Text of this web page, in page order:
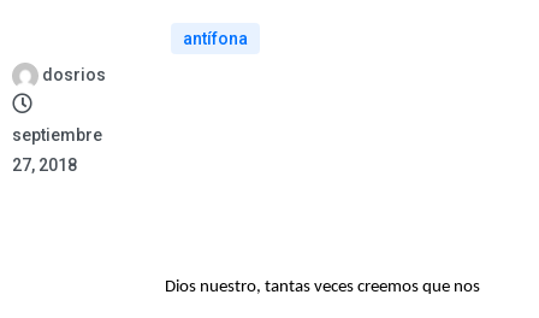
dosrios
septiembre
27, 2018
antífona
Dios nuestro, tantas veces creemos que nos